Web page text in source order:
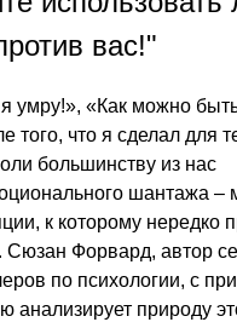
вас!"
умру!», «Как можно
того, что я сделал для
большинству из нас
шантажа –
к которому нередко
Сюзан Форвард, автор
по психологии, с
анализирует природу